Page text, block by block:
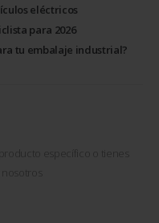
eléctricos
para 2026
tu embalaje industrial?
específico o tienes